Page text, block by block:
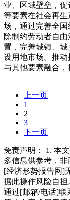
业、区域壁垒，
等要素在社会再
场，通过完善全
除制约劳动者自
置，完善城镇、
设用地市场。推
与其他要素融合，
上一页
1
2
3
下一页
免责声明： 1. 本
多信息供参考，
[经济形势报告网]
据此操作风险自担
通过[邮箱/电话]联